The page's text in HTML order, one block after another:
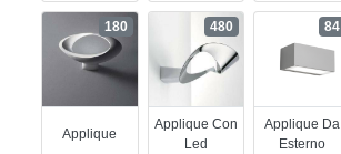
Applique
180
Applique Con
Led
480
Applique Da
Esterno
84